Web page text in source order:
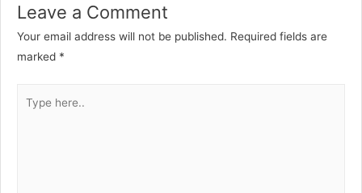
Leave a Comment
Your email address will not be published. Required fields are
marked *